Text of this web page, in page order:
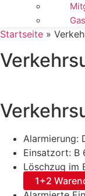
Startseite »
Alarmierung:
Einsatzort: B
Löschzug im
1+2